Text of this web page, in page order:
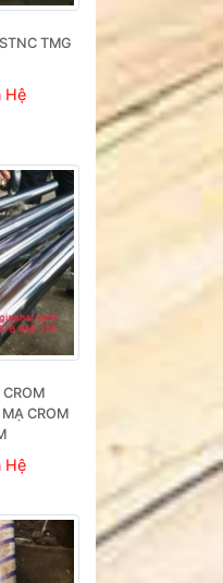
TMG
Hệ
CROM
Hệ